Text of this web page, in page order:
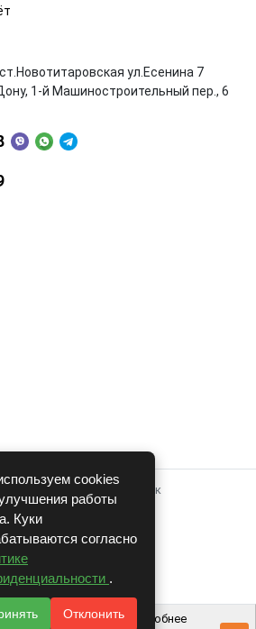
ул.Есенина 7
1-й Машиностроительный пер., 6
системе для авторазборок
CARRO.БИЗНЕС
Полная версия
2026 г.
v1.1.24
cookies
работы
Куки
согласно
.
Отклонить
cookie, чтобы вам было удобнее